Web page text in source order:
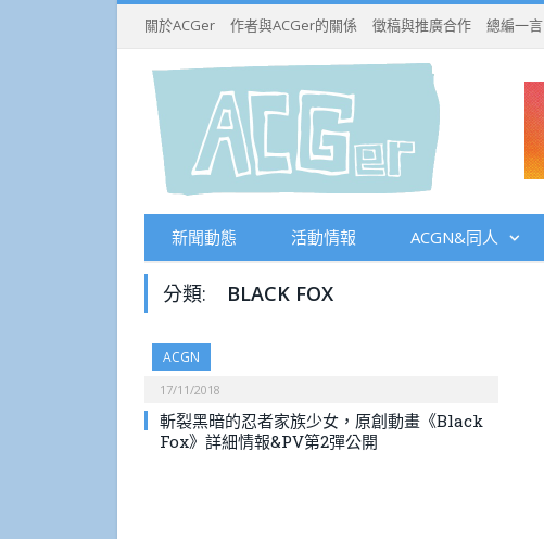
關於ACGer 作者與ACGer的關係 徵稿與推廣合作 總編一言
新聞動態 活動情報 ACGN&同人
分類: BLACK FOX
ACGN
17/11/2018
斬裂黑暗的忍者家族少女，原創動畫《Black
Fox》詳細情報&PV第2彈公開